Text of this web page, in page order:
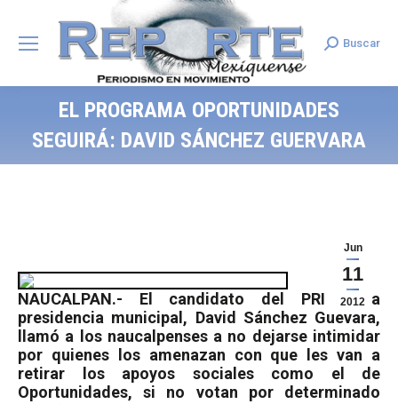
Search:
Buscar
EL PROGRAMA OPORTUNIDADES
SEGUIRÁ: DAVID SÁNCHEZ GUERVARA
Jun
11
2012
NAUCALPAN.- El candidato del PRI a la
presidencia municipal, David Sánchez Guevara,
llamó a los naucalpenses a no dejarse intimidar
por quienes los amenazan con que les van a
retirar los apoyos sociales como el de
Oportunidades, si no votan por determinado